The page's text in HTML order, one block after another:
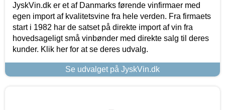
JyskVin.dk er et af Danmarks førende vinfirmaer med
egen import af kvalitetsvine fra hele verden. Fra firmaets
start i 1982 har de satset på direkte import af vin fra
hovedsageligt små vinbønder med direkte salg til deres
kunder. Klik her for at se deres udvalg.
Se udvalget på JyskVin.dk